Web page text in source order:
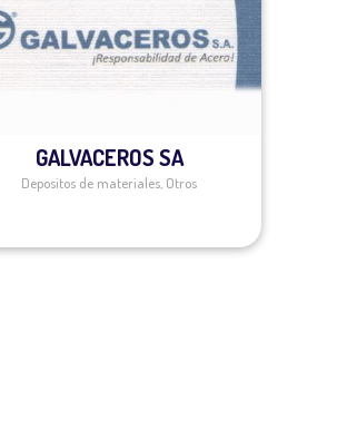
GALVACEROS SA
Depositos de materiales Otros